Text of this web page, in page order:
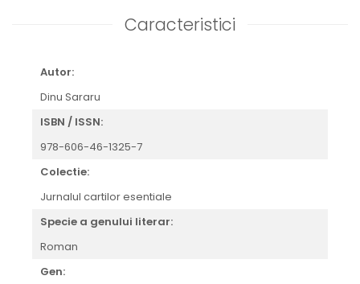
Caracteristici
Autor:
Dinu Sararu
ISBN / ISSN:
978-606-46-1325-7
Colectie:
Jurnalul cartilor esentiale
Specie a genului literar:
Roman
Gen: